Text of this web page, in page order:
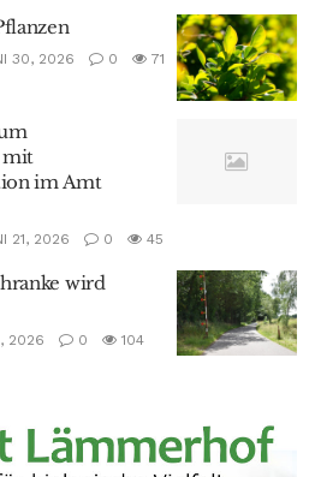
30, 2026 0 71
mit
im Amt
21, 2026 0 45
wird
2026 0 104